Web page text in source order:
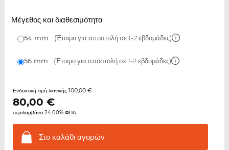
Μέγεθος και διαθεσιμότητα
54 mm (Έτοιμο για αποστολή σε 1-2 εβδομάδες)
56 mm (Έτοιμο για αποστολή σε 1-2 εβδομάδες)
Ενδεικτική τιμή λιανικής 100,00 €
80,00 €
περιλαμβάνει 24.00% ΦΠΑ
Στο καλάθιαγορών